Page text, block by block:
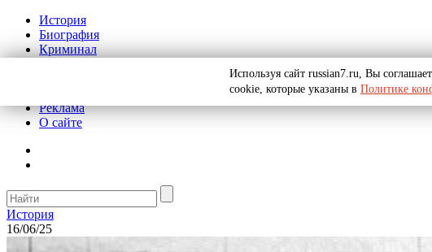
История
Биография
Криминал
Реклама
О сайте
История
16/06/25
Используя сайт russian7.ru, Вы
cookie, которые указаны в Политике